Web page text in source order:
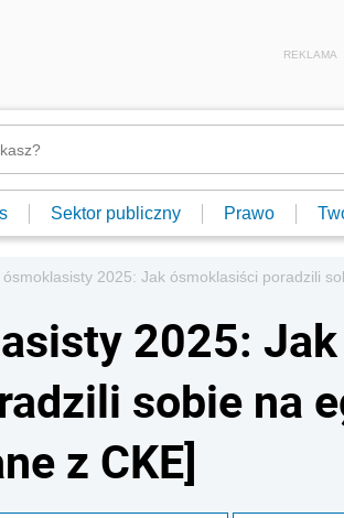
REKLAMA
Sektor publiczny Prawo
2025: Jak ósmoklasiści poradzili
2025: Jak
sobie na
z CKE]